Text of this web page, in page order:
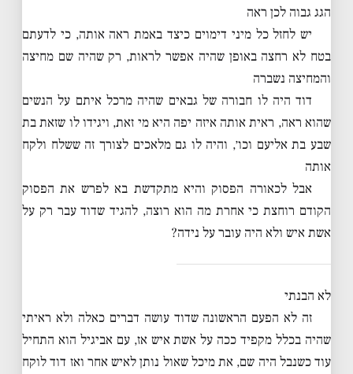
הגג גבוה לכן ראה
יש לחזל כל מיני דימוים כיצד באמת ראה אותה, כי לדעתם
בטח לא רחצה באופן שהיה אפשר לראות, רק שהיה שם מחיצה
והמחיצה נשברה
דוד היה לו חבורה של גבאים שהיה מרכל איתם על הנשים
שהוא ראה, ראית אותה איזה יפה היא מי זאת, ויגידו לו שזאת בת
שבע בת אליעם וכו׳, והיה לו גם מלאכים לצורך זה ששלח ולקח
אותה
אבל לכאורה הפסוק והיא מתקדשת בא לפרש את הפסוק
הקודם רוחצת כי אחרת מה הוא רוצה, להגיד שדוד עבר רק על
אשת איש ולא היה עובר על נידה?
לא הבנתי
זה לא הפעם הראשונה שדוד עושה דברים כאלה ולא ראיתי
שהיה בכלל מקפיד ככה על אשת איש אז, עם אביגיל הוא התחיל
עוד כשנבל היה שם, את מיכל שאול נותן לאיש אחר ואז דוד לוקח